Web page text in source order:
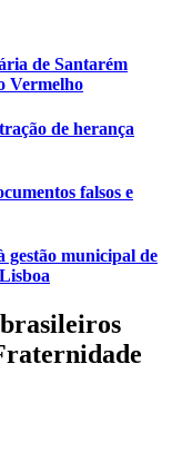
de Santarém
Vermelho
de herança
falsos e
gestão municipal de
brasileiros